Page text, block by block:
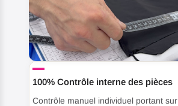
100% Contrôle interne des pièces
Contrôle manuel individuel portant